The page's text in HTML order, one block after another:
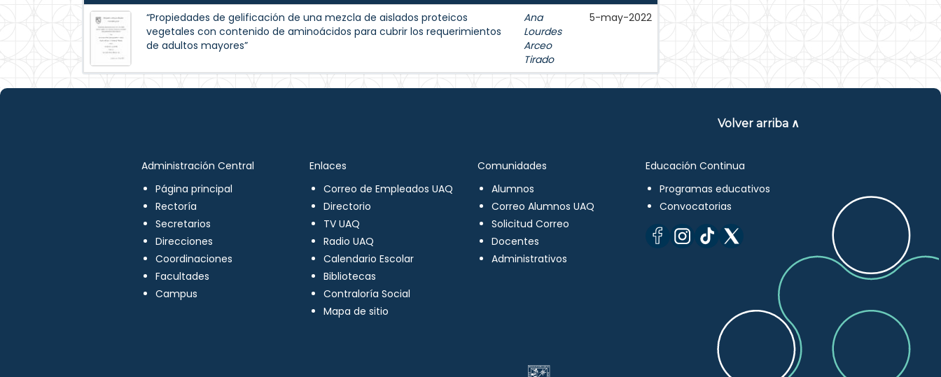
“Propiedades de gelificación de una mezcla de aislados proteicos
vegetales con contenido de aminoácidos para cubrir los requerimientos
de adultos mayores”
Ana
Lourdes
Arceo
Tirado
5-may-2022
Volver arriba ∧
Administración Central
Página principal
Rectoría
Secretarios
Direcciones
Coordinaciones
Facultades
Campus
Enlaces
Correo de Empleados UAQ
Directorio
TV UAQ
Radio UAQ
Calendario Escolar
Bibliotecas
Contraloría Social
Mapa de sitio
Comunidades
Alumnos
Correo Alumnos UAQ
Solicitud Correo
Docentes
Administrativos
Educación Continua
Programas educativos
Convocatorias